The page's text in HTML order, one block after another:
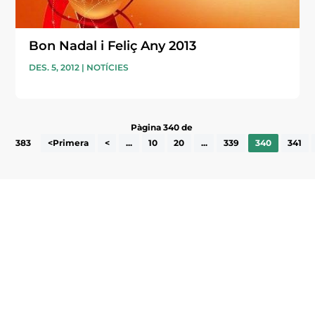
Bon Nadal i Feliç Any 2013
DES. 5, 2012 | NOTÍCIES
Pàgina 340 de
383
<Primera < ... 10 20 ... 339 340 341